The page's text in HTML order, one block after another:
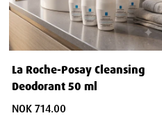
La Roche-Posay Cleansing
Deodorant 50 ml
NOK 714.00